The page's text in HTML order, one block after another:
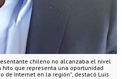
chileno no alcanzaba el nivel
que representa una oportunidad
de Internet en la región”, destacó Luis